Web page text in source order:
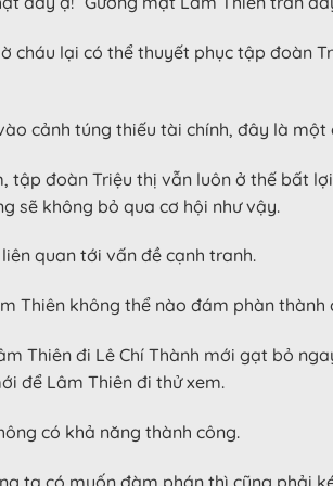
cháu lại có thể thuyết phục tập đoàn
cảnh túng thiếu tài chính, đây là một
tập đoàn Triệu thị vẫn luôn ở thế bất
sẽ không bỏ qua cơ hội như vậy.
quan tới vấn đề cạnh tranh.
Thiên không thể nào đám phàn thành
Thiên đi Lê Chí Thành mới gạt bỏ
để Lâm Thiên đi thử xem.
có khả năng thành công.
ta có muốn đàm phán thì cũng phải